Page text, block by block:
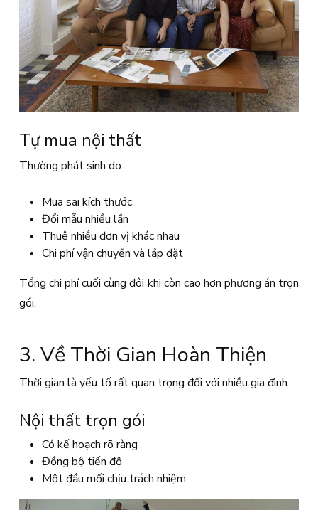
Tự mua nội thất
Thường phát sinh do:
Mua sai kích thước
Đổi mẫu nhiều lần
Thuê nhiều đơn vị khác nhau
Chi phí vận chuyển và lắp đặt
Tổng chi phí cuối cùng đôi khi còn cao hơn phương án trọn
gói.
3. Về Thời Gian Hoàn Thiện
Thời gian là yếu tố rất quan trọng đối với nhiều gia đình.
Nội thất trọn gói
Có kế hoạch rõ ràng
Đồng bộ tiến độ
Một đầu mối chịu trách nhiệm